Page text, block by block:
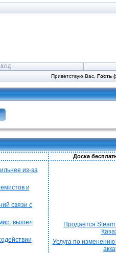
Приветствую Вас, Гость
Доска
из-за
и
связи с
вышел
Продается Steam
Услуга по